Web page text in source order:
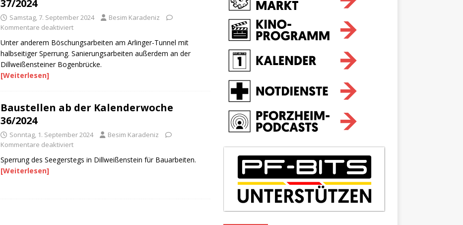
37/2024
Samstag, 7. September 2024
Besim Karadeniz
Kommentare deaktiviert
Unter anderem Böschungsarbeiten am Arlinger-Tunnel mit
halbseitiger Sperrung. Sanierungsarbeiten außerdem an der
Dillweißensteiner Bogenbrücke.
[Weiterlesen]
Baustellen ab der Kalenderwoche
36/2024
Sonntag, 1. September 2024
Besim Karadeniz
Kommentare deaktiviert
Sperrung des Seegerstegs in Dillweißenstein für Bauarbeiten.
[Weiterlesen]